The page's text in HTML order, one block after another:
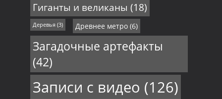
Гиганты и великаны (18)
Деревья(3) Древнее метро(6)
Загадочные артефакты
(42)
Записи с видео (126)